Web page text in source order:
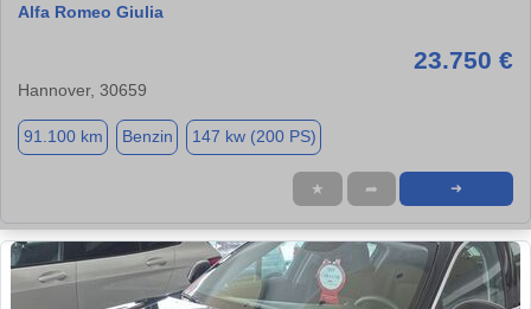
Alfa Romeo Giulia
23.750 €
Hannover, 30659
91.100 km Benzin 147 kw (200 PS)
★ ➦ ➜